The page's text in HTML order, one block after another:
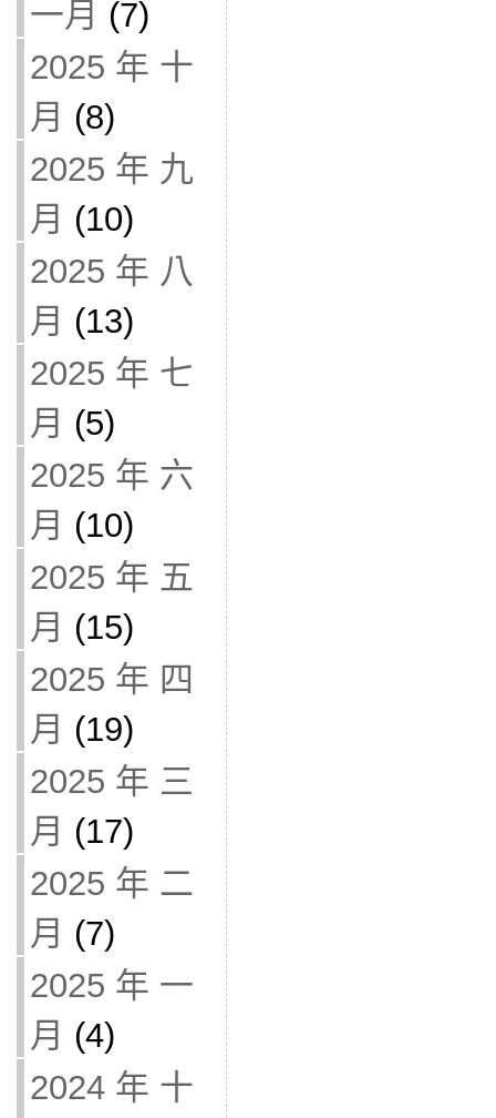
一月 (7)
2025 年 十
月 (8)
2025 年 九
月 (10)
2025 年 八
月 (13)
2025 年 七
月 (5)
2025 年 六
月 (10)
2025 年 五
月 (15)
2025 年 四
月 (19)
2025 年 三
月 (17)
2025 年 二
月 (7)
2025 年 一
月 (4)
2024 年 十